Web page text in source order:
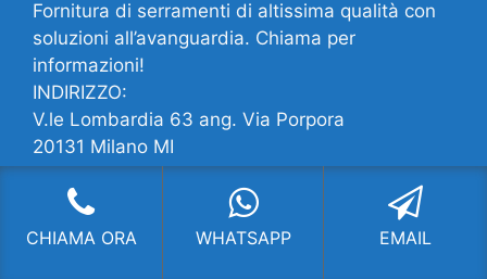
Fornitura di serramenti di altissima qualità con
soluzioni all’avanguardia. Chiama per
informazioni!
INDIRIZZO:
V.le Lombardia 63 ang. Via Porpora
20131 Milano MI
CONTATTI:
Telefono:
E-mail: info@locker.it
CHIAMA ORA WHATSAPP EMAIL